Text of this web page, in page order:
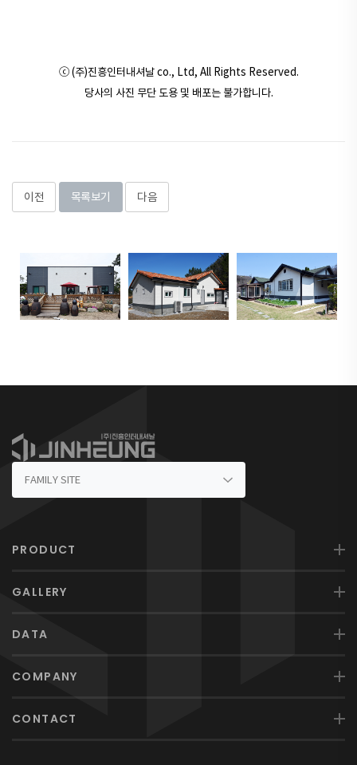
ⓒ (주)진흥인터내셔날 co., Ltd, All Rights Reserved.
당사의 사진 무단 도용 및 배포는 불가합니다.
이전 목록보기 다음
PRODUCT
GALLERY
DATA
COMPANY
CONTACT